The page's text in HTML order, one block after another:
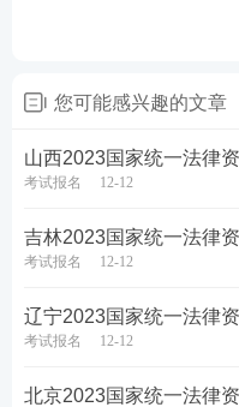
背诵的熟练度
第四轮复习：【
月冲刺接力，
♥4轮授课体系
您可能感兴趣的文章
山西2023国家统一法律
考试报名 12-12
吉林2023国家统一法律
考试报名 12-12
辽宁2023国家统一法律
考试报名 12-12
北京2023国家统一法律